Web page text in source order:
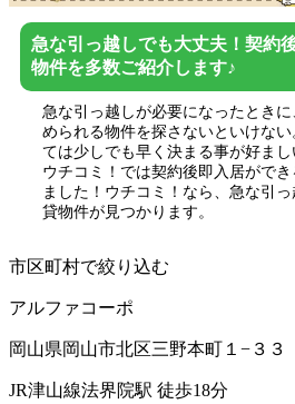
急な引っ越しでも大丈夫！契約
物件を多数ご紹介します♪
急な引っ越しが必要になったとき
められる物件を探さないといけな
ては少しでも早く決まる事が好まし
ウチコミ！では契約後即入居がで
ました！ウチコミ！なら、急な引
貸物件が見つかります。
市区町村で絞り込む
アルファコーポ
岡山県岡山市北区三野本町１−３３
JR津山線法界院駅 徒歩18分